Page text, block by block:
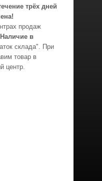
трёх дней
продаж
Наличие в
склада". При
товар в
центр.